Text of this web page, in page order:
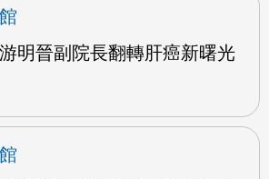
明晉副院長翻轉肝癌新曙光